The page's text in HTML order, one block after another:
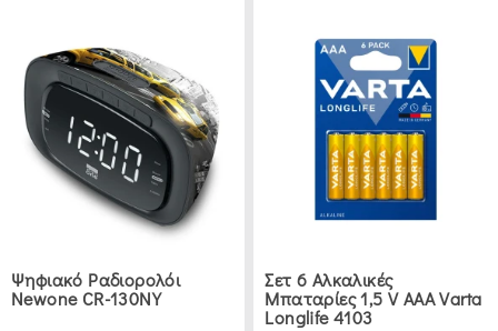
Ψηφιακό Ραδιορολόι
Newone CR-130NY
Σετ 6 Αλκαλικές
Μπαταρίες 1,5 V AAA Varta
Longlife 4103